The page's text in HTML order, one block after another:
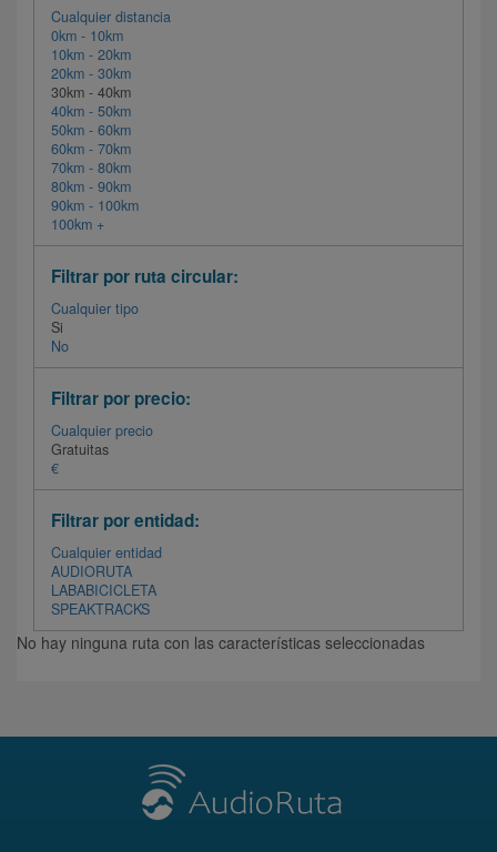
Cualquier distancia
0km - 10km
10km - 20km
20km - 30km
30km - 40km
40km - 50km
50km - 60km
60km - 70km
70km - 80km
80km - 90km
90km - 100km
100km +
Filtrar por ruta circular:
Cualquier tipo
Si
No
Filtrar por precio:
Cualquier precio
Gratuitas
€
Filtrar por entidad:
Cualquier entidad
AUDIORUTA
LABABICICLETA
SPEAKTRACKS
No hay ninguna ruta con las características seleccionadas